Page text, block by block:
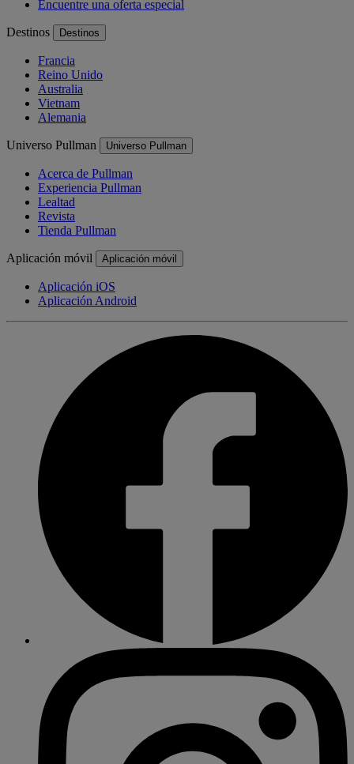
Encuentre una oferta especial
Destinos Destinos
Francia
Reino Unido
Australia
Vietnam
Alemania
Universo Pullman Universo Pullman
Acerca de Pullman
Experiencia Pullman
Lealtad
Revista
Tienda Pullman
Aplicación móvil Aplicación móvil
Aplicación iOS
Aplicación Android